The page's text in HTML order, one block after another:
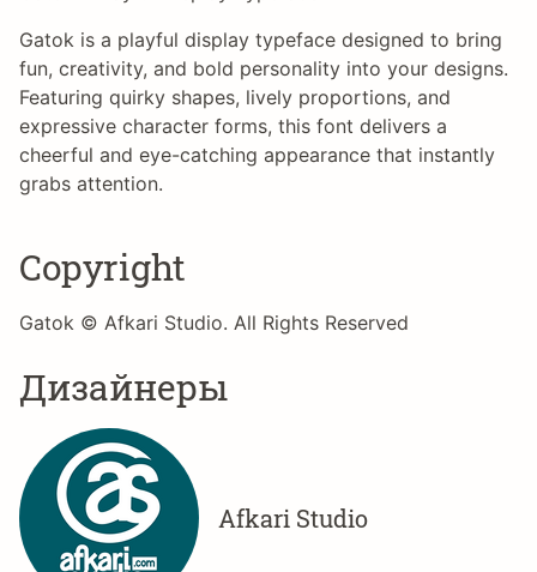
Gatok is a playful display typeface designed to bring
fun, creativity, and bold personality into your designs.
Featuring quirky shapes, lively proportions, and
expressive character forms, this font delivers a
cheerful and eye-catching appearance that instantly
grabs attention.
Copyright
Gatok © Afkari Studio. All Rights Reserved
Дизайнеры
Afkari Studio